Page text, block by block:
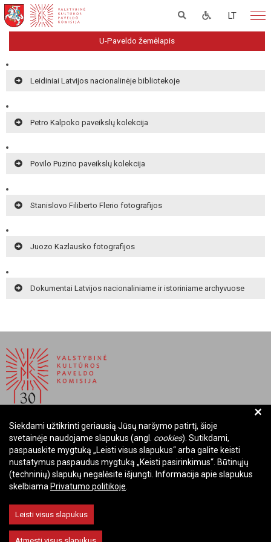
LT
U-Paveldo žemėlapis
Leidiniai Latvijos nacionalinėje bibliotekoje
Petro Kalpoko paveikslų kolekcija
Povilo Puzino paveikslų kolekcija
Stanislovo Filiberto Flerio fotografijos
Juozo Kazlausko fotografijos
Dokumentai Latvijos nacionaliniame ir istoriniame archyvuose
BIUDŽETINĖ ĮSTAIGA LIETUVOS RESPUBLIKOS
VALSTYBINĖ KULTŪROS PAVELDO KOMISIJA
Įmonės kodas: Juridinių asmenų registre 288700520
Adresas: Rūdninkų g. 13, 01135 Vilnius
El. paštas: komisija@vkpk.lt
BENDRAUKIME
+
Siekdami užtikrinti geriausią Jūsų naršymo patirtį, šioje
svetainėje naudojame slapukus (angl. cookies). Sutikdami,
paspauskite mygtuką „Leisti visus slapukus“ arba galite keisti
nustatymus paspaudus mygtuką „Keisti pasirinkimus“. Būtinųjų
(techninių) slapukų negalėsite išjungti. Informacija apie slapukus
skelbiama Privatumo politikoje
Leisti visus slapukus